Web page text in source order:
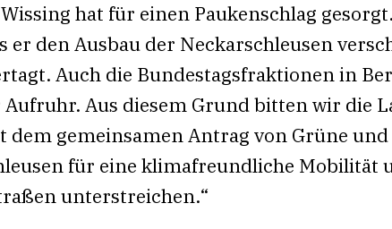
hat für einen Paukenschlag
er den Ausbau der Neckarschleusen
Auch die Bundestagsfraktionen in
Aus diesem Grund bitten wir die
gemeinsamen Antrag von Grüne und
für eine klimafreundliche Mobilität
unterstreichen.“